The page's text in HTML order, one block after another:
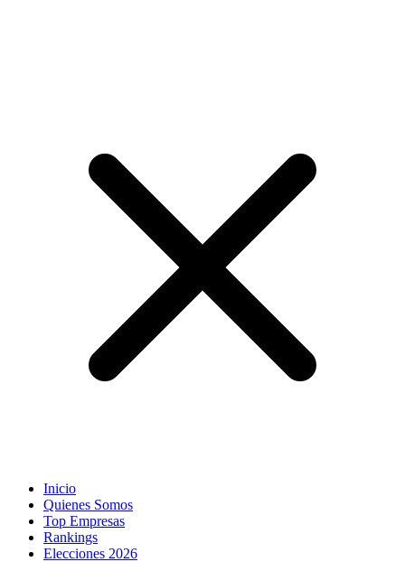
Inicio
Quienes Somos
Top Empresas
Rankings
Elecciones 2026